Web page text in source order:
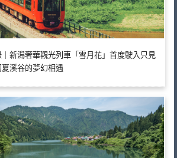
新潟奢華觀光列車「雪月花」首度駛入只見
溪谷的夢幻相遇